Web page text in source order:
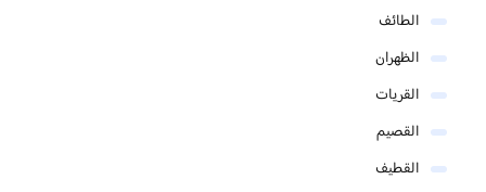
الطائف
الظهران
القريات
القصيم
القطيف